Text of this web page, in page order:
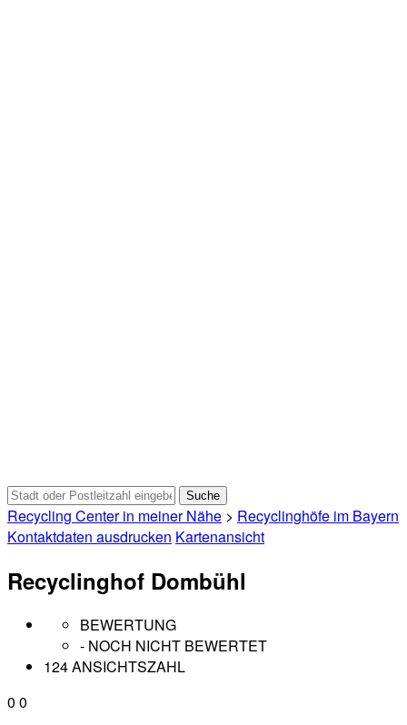
Recycling Center in meiner Nähe > Recyclinghöfe im Bayern
Kontaktdaten ausdrucken Kartenansicht
Recyclinghof Dombühl
BEWERTUNG
- NOCH NICHT BEWERTET
124 ANSICHTSZAHL
0 0